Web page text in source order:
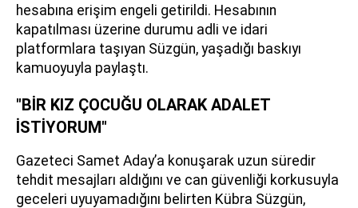
hesabına erişim engeli getirildi. Hesabının
kapatılması üzerine durumu adli ve idari
platformlara taşıyan Süzgün, yaşadığı baskıyı
kamuoyuyla paylaştı.
"BİR KIZ ÇOCUĞU OLARAK ADALET
İSTİYORUM"
Gazeteci Samet Aday’a konuşarak uzun süredir
tehdit mesajları aldığını ve can güvenliği korkusuyla
geceleri uyuyamadığını belirten Kübra Süzgün,